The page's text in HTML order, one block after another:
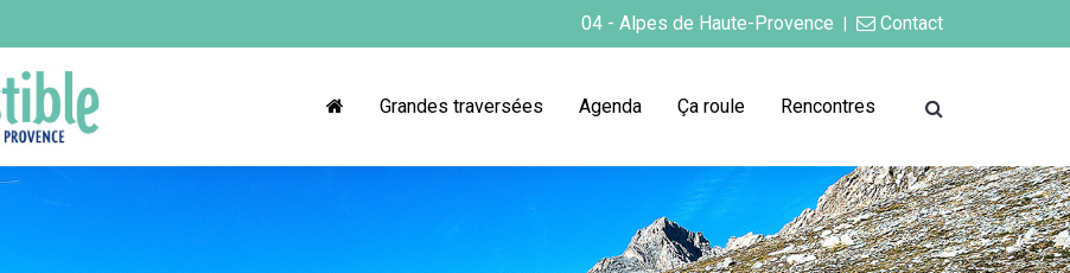
04 - Alpes de Haute-Provence Contact
Grandes traversées Agenda Ça roule Rencontres